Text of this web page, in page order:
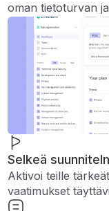
oman tietoturvan
Selkeä
Aktivoi teille
vaatimukset